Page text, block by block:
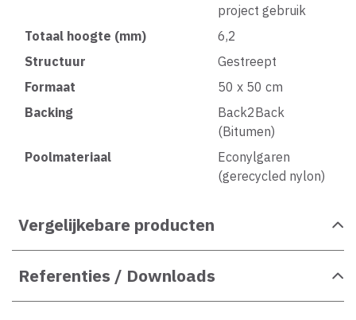
project gebruik
Totaal hoogte (mm)
6,2
Structuur
Gestreept
Formaat
50 x 50 cm
Backing
Back2Back
(Bitumen)
Poolmateriaal
Econylgaren
(gerecycled nylon)
Vergelijkebare producten
Referenties / Downloads